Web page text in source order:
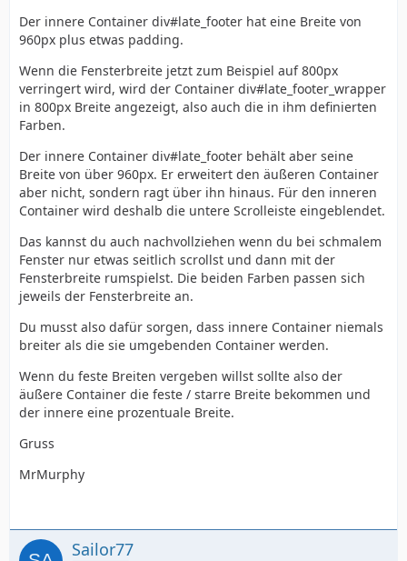
Der innere Container div#late_footer hat eine Breite von
960px plus etwas padding.
Wenn die Fensterbreite jetzt zum Beispiel auf 800px
verringert wird, wird der Container div#late_footer_wrapper
in 800px Breite angezeigt, also auch die in ihm definierten
Farben.
Der innere Container div#late_footer behält aber seine
Breite von über 960px. Er erweitert den äußeren Container
aber nicht, sondern ragt über ihn hinaus. Für den inneren
Container wird deshalb die untere Scrolleiste eingeblendet.
Das kannst du auch nachvollziehen wenn du bei schmalem
Fenster nur etwas seitlich scrollst und dann mit der
Fensterbreite rumspielst. Die beiden Farben passen sich
jeweils der Fensterbreite an.
Du musst also dafür sorgen, dass innere Container niemals
breiter als die sie umgebenden Container werden.
Wenn du feste Breiten vergeben willst sollte also der
äußere Container die feste / starre Breite bekommen und
der innere eine prozentuale Breite.
Gruss
MrMurphy
Sailor77